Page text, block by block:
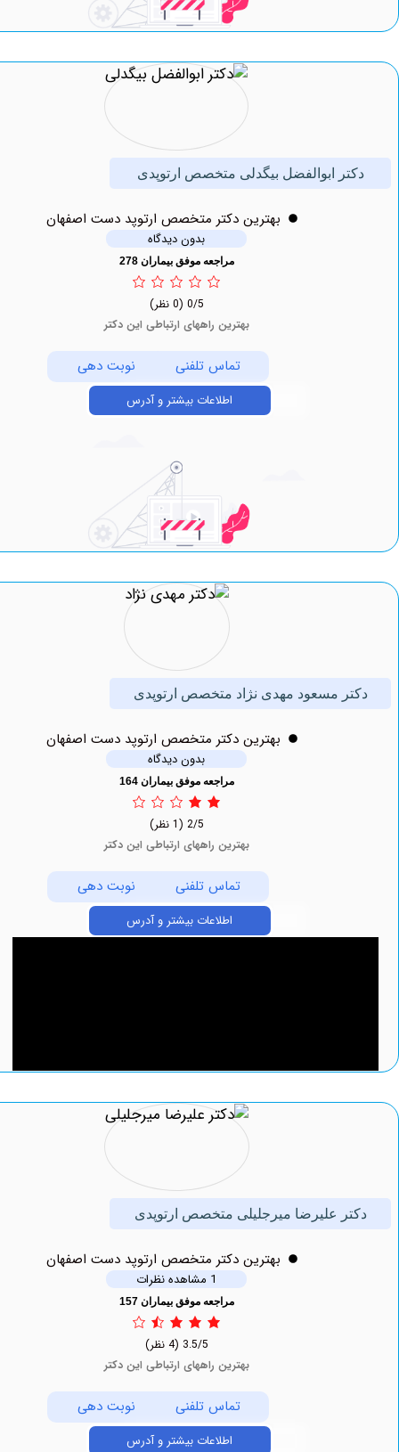
ابوالفضل بیگدلی متخصص ارتوپدی
بهترين دکتر متخصص ارتوپد دست اصفهان
بدون دیدگاه
مراجعه موفق بیماران 278
بهترین راههای ارتباطی این دکتر
تماس تلفنی نوبت دهی
اطلاعات بیشتر و آدرس
مسعود مهدی نژاد متخصص ارتوپدی
بهترين دکتر متخصص ارتوپد دست اصفهان
بدون دیدگاه
مراجعه موفق بیماران 164
بهترین راههای ارتباطی این دکتر
تماس تلفنی نوبت دهی
اطلاعات بیشتر و آدرس
علیرضا میرجلیلی متخصص ارتوپدی
بهترين دکتر متخصص ارتوپد دست اصفهان
مراجعه موفق بیماران 157
بهترین راههای ارتباطی این دکتر
تماس تلفنی نوبت دهی
اطلاعات بیشتر و آدرس